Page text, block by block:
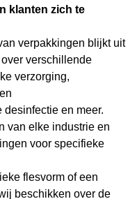
klanten zich te
verpakkingen blijkt uit
verschillende
verzorging,
desinfectie en meer.
van elke industrie en
voor specifieke
flesvorm of een
beschikken over de